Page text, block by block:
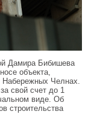
Дамира Бибишева
объекта,
Набережных Челнах.
свой счет до 1
виде. Об
строительства